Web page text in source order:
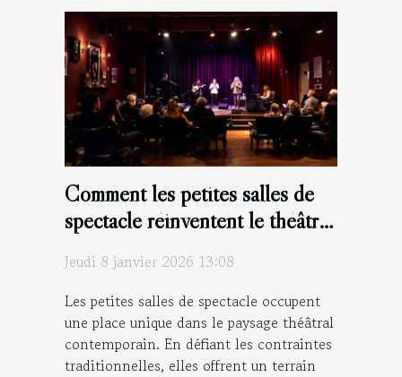
Comment les petites salles de
spectacle réinventent le théâtre
Jeudi 8 janvier 2026 13:08
Les petites salles de spectacle occupent
une place unique dans le paysage théâtral
contemporain. En défiant les contraintes
traditionnelles, elles offrent un terrain